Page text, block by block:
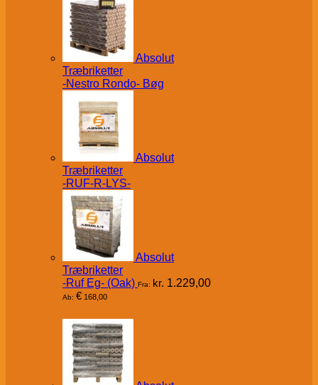
Absolut
Træbriketter
-Nestro Rondo- Bøg
Absolut
Træbriketter
-RUF-R-LYS-
Absolut
Træbriketter
-Ruf Eg- (Oak) Fra: kr. 1.229,00
Ab: € 168,00